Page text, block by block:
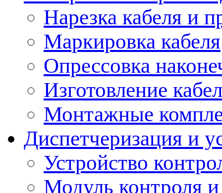
Нарезка кабеля и
Маркировка кабеля
Опрессовка
Изготовление
Монтажные
Диспетчеризация и
Устройство
Модуль контроля